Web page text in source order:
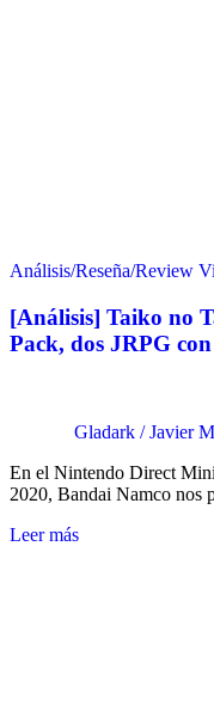
Análisis/Reseña/Review
[Análisis] Taiko no
Pack, dos JRPG
Gladark / Javier
En el Nintendo Direct
2020, Bandai Namco nos
Leer más